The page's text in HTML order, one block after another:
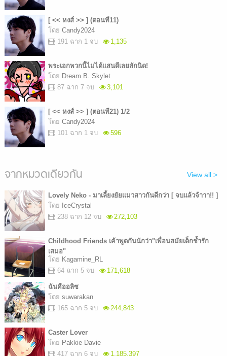
[ << หงส์ >> ] (ตอนที11)
โดย Candy2024
191 ฉาก 1 จบ
1,135
พระเอกพวกนี้ไม่ได้แสนดีเลยสักนิด!
โดย Dream B. Skylet
87 ฉาก 7 จบ
3,101
[ << หงส์ >> ] (ตอนที21) 1/2
โดย Candy2024
101 ฉาก 1 จบ
596
จากหมวดเดียวกัน View all >
Lovely Neko - มาเลี้ยงยัยแมวสาวกันดีกว่า [ จบแล้วจ้าาา!! ]
โดย IceCrystal
238 ฉาก 12 จบ
272,103
Childhood Friends เค้าพูดกันนักว่า"เพื่อนสมัยเด็กช้ำรัก
เสมอ"
โดย Kagamine_RL
64 ฉาก 5 จบ
171,618
ฉันคืออลิซ
โดย suwarakan
165 ฉาก 5 จบ
244,843
Caster Lover
โดย Pakkie Davie
417 ฉาก 6 จบ
1,185,397